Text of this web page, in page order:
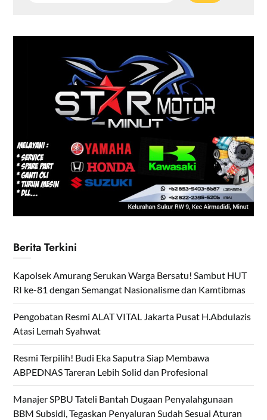
Berita Terkini
Kapolsek Amurang Serukan Warga Bersatu! Sambut HUT
RI ke-81 dengan Semangat Nasionalisme dan Kamtibmas
Pengobatan Resmi ALAT VITAL Jakarta Pusat H.Abdulazis
Atasi Lemah Syahwat
Resmi Terpilih! Budi Eka Saputra Siap Membawa
ABPEDNAS Tareran Lebih Solid dan Profesional
Manajer SPBU Tateli Bantah Dugaan Penyalahgunaan
BBM Subsidi, Tegaskan Penyaluran Sudah Sesuai Aturan